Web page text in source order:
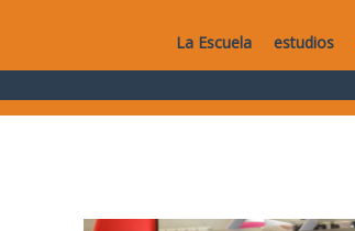
La Escuela estudios